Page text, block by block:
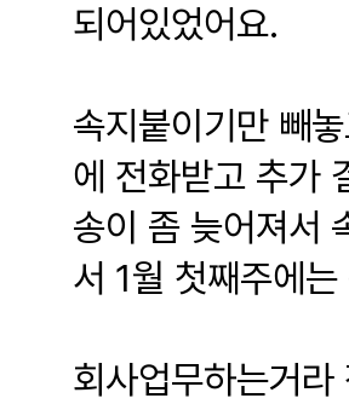
되어있었어요.
속지붙이기만 빼
에 전화받고 추가
송이 좀 늦어져서
서 1월 첫째주에
회사업무하는거